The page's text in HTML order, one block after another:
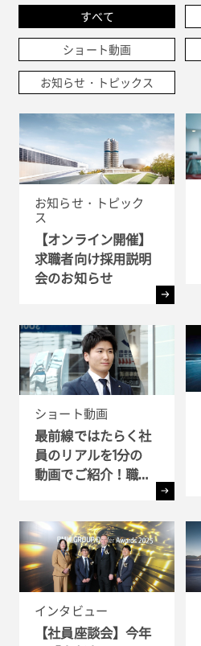
すべて
ショート動画
お知らせ・トピックス
お知らせ・トピック
ス
【オンライン開催】
求職者向け採用説明
会のお知らせ
ショート動画
最前線ではたらく社
員のリアルを1分の
動画でご紹介！職種
インタビュー
【社員座談会】今年